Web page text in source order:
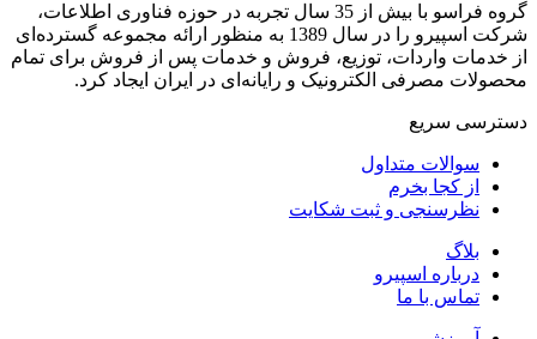
گروه فراسو با بیش از 35 سال تجربه در حوزه فناوری اطلاعات،
شرکت اسپیرو را در سال 1389 به منظور ارائه مجموعه گسترده‌ای
از خدمات واردات، توزیع، فروش و خدمات پس از فروش برای تمام
محصولات مصرفی الکترونیک و رایانه‌ای در ایران ایجاد کرد.
دسترسی‌ سریع
سوالات متداول
از کجا بخرم
نظرسنجی و ثبت شکایت
بلاگ
درباره اسپیرو
تماس با ما